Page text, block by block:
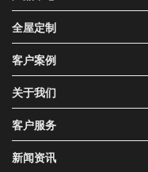
全屋定制
客户案例
关于我们
客户服务
新闻资讯